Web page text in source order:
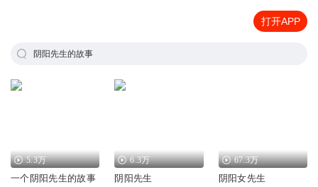
打开APP
阴阳先生的故事
5.3万
一个阴阳先生的故事
6.3万
阴阳先生
67.3万
阴阳女先生